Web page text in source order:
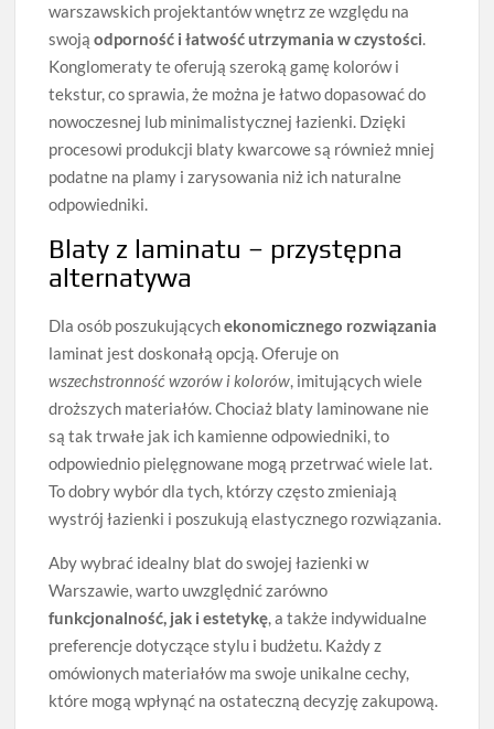
warszawskich projektantów wnętrz ze względu na
swojąodporność i łatwość utrzymania w czystości.
Konglomeraty te oferują szeroką gamę kolorów i
tekstur, co sprawia, że można je łatwo dopasować do
nowoczesnej lub minimalistycznej łazienki. Dzięki
procesowi produkcji blaty kwarcowe są również mniej
podatne na plamy i zarysowania niż ich naturalne
odpowiedniki.
Blaty z laminatu – przystępna
alternatywa
Dla osób poszukującychekonomicznego rozwiązania
laminat jest doskonałą opcją. Oferuje on
wszechstronność wzorów i kolorów, imitujących wiele
droższych materiałów. Chociaż blaty laminowane nie
są tak trwałe jak ich kamienne odpowiedniki, to
odpowiednio pielęgnowane mogą przetrwać wiele lat.
To dobry wybór dla tych, którzy często zmieniają
wystrój łazienki i poszukują elastycznego rozwiązania.
Aby wybrać idealny blat do swojej łazienki w
Warszawie, warto uwzględnić zarówno
funkcjonalność, jak i estetykę, a także indywidualne
preferencje dotyczące stylu i budżetu. Każdy z
omówionych materiałów ma swoje unikalne cechy,
które mogą wpłynąć na ostateczną decyzję zakupową.